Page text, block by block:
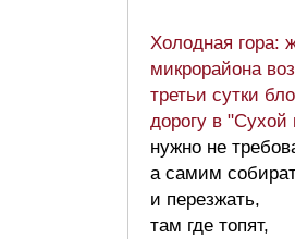
Холодная гора:
микрорайона
третьи сутки
дорогу в "Сухой
нужно не
а самим
и перезжать,
там где топят,